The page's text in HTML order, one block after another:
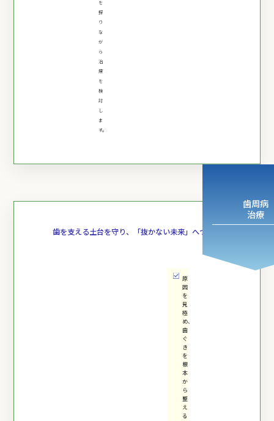
を
探
り
な
が
ら
治
療
を
検
討
し
ま
す。
歯周病
治療
歯を支える土台を守り、 「抜かない未来」へつなぐ
原
因
を
見
極
め、
歯
ぐ
き
を
根
本
か
ら
整
え
る